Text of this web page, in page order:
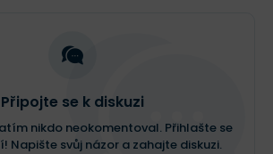
Připojte se k diskuzi
nikdo neokomentoval. Přihlašte se
Napište svůj názor a zahajte diskuzi.